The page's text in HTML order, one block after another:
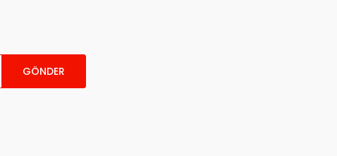
GÖNDER